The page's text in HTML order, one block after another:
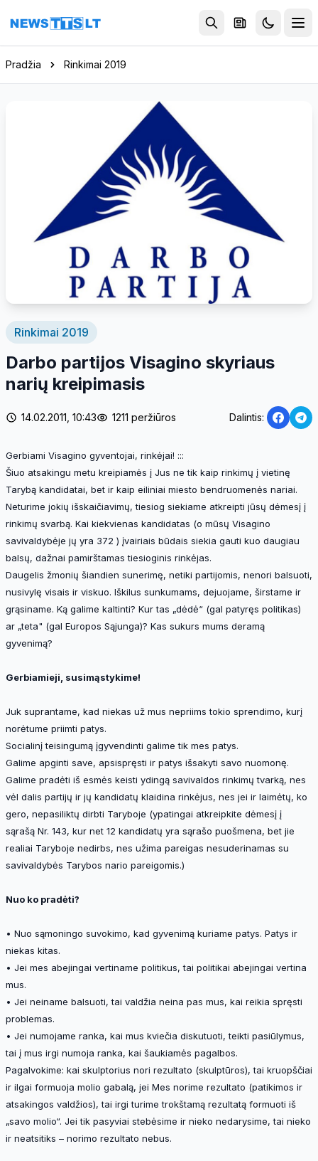
Eiti į turinį
Pradžia Rinkimai 2019
Rinkimai 2019
Darbo partijos Visagino skyriaus
narių kreipimasis
14.02.2011, 10:43 1211 peržiūros Dalintis:
Gerbiami Visagino gyventojai, rinkėjai! :::
Šiuo atsakingu metu kreipiamės į Jus ne tik kaip rinkimų į vietinę
Tarybą kandidatai, bet ir kaip eiliniai miesto bendruomenės nariai.
Neturime jokių išskaičiavimų, tiesiog siekiame atkreipti jūsų dėmesį į
rinkimų svarbą. Kai kiekvienas kandidatas (o mūsų Visagino
savivaldybėje jų yra 372 ) įvairiais būdais siekia gauti kuo daugiau
balsų, dažnai pamirštamas tiesioginis rinkėjas.
Daugelis žmonių šiandien sunerimę, netiki partijomis, nenori balsuoti,
nusivylę visais ir viskuo. Iškilus sunkumams, dejuojame, širstame ir
grąsiname. Ką galime kaltinti? Kur tas „dėdė“ (gal patyręs politikas)
ar „teta" (gal Europos Sąjunga)? Kas sukurs mums deramą
gyvenimą?
Gerbiamieji, susimąstykime!
Juk suprantame, kad niekas už mus nepriims tokio sprendimo, kurį
norėtume priimti patys.
Socialinį teisingumą įgyvendinti galime tik mes patys.
Galime apginti save, apsispręsti ir patys išsakyti savo nuomonę.
Galime pradėti iš esmės keisti ydingą savivaldos rinkimų tvarką, nes
vėl dalis partijų ir jų kandidatų klaidina rinkėjus, nes jei ir laimėtų, ko
gero, nepasiliktų dirbti Taryboje (ypatingai atkreipkite dėmesį į
sąrašą Nr. 143, kur net 12 kandidatų yra sąrašo puošmena, bet jie
realiai Taryboje nedirbs, nes užima pareigas nesuderinamas su
savivaldybės Tarybos nario pareigomis.)
Nuo ko pradėti?
• Nuo sąmoningo suvokimo, kad gyvenimą kuriame patys. Patys ir
niekas kitas.
• Jei mes abejingai vertiname politikus, tai politikai abejingai vertina
mus.
• Jei neiname balsuoti, tai valdžia neina pas mus, kai reikia spręsti
problemas.
• Jei numojame ranka, kai mus kviečia diskutuoti, teikti pasiūlymus,
tai į mus irgi numoja ranka, kai šaukiamės pagalbos.
Pagalvokime: kai skulptorius nori rezultato (skulptūros), tai kruopščiai
ir ilgai formuoja molio gabalą, jei Mes norime rezultato (patikimos ir
atsakingos valdžios), tai irgi turime trokštamą rezultatą formuoti iš
„savo molio“. Jei tik pasyviai stebėsime ir nieko nedarysime, tai nieko
ir neatsitiks – norimo rezultato nebus.